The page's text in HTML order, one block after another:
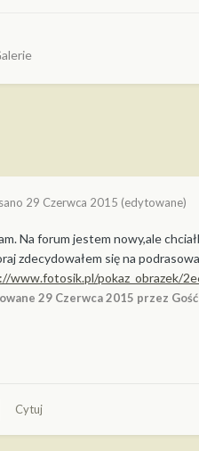
29 Czerwca 2015 (edytowane)
Na forum jestem nowy,ale
zdecydowałem się na
www.fotosik.pl/pokaz_obrazek/
29 Czerwca 2015 przez Gość
Cytuj